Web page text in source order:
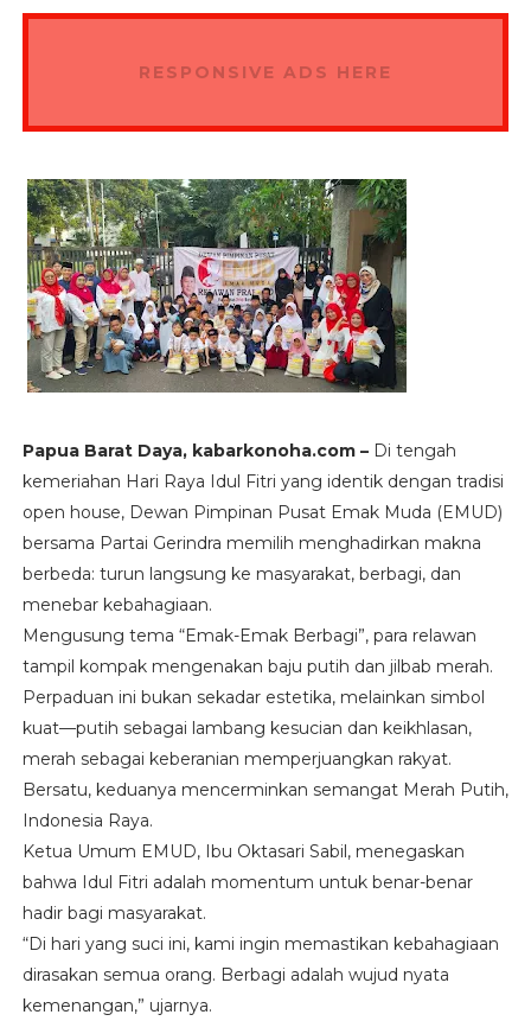
RESPONSIVE ADS HERE
Papua Barat Daya, kabarkonoha.com –Di tengah
kemeriahan Hari Raya Idul Fitri yang identik dengan tradisi
open house, Dewan Pimpinan Pusat Emak Muda (EMUD)
bersama Partai Gerindra memilih menghadirkan makna
berbeda: turun langsung ke masyarakat, berbagi, dan
menebar kebahagiaan.
Mengusung tema “Emak-Emak Berbagi”, para relawan
tampil kompak mengenakan baju putih dan jilbab merah.
Perpaduan ini bukan sekadar estetika, melainkan simbol
kuat—putih sebagai lambang kesucian dan keikhlasan,
merah sebagai keberanian memperjuangkan rakyat.
Bersatu, keduanya mencerminkan semangat Merah Putih,
Indonesia Raya.
Ketua Umum EMUD, Ibu Oktasari Sabil, menegaskan
bahwa Idul Fitri adalah momentum untuk benar-benar
hadir bagi masyarakat.
“Di hari yang suci ini, kami ingin memastikan kebahagiaan
dirasakan semua orang. Berbagi adalah wujud nyata
kemenangan,” ujarnya.